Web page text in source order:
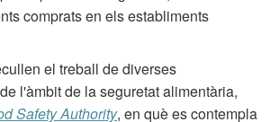
comprats en els establiments
el treball de diverses
l'àmbit de la seguretat alimentària,
Safety Authority, en què es contempla